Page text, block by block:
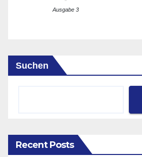
Ausgabe 3
Suchen
Recent Posts